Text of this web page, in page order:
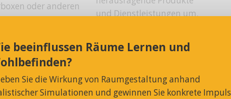
und Dienstleistungen um.
Sie bald dazu?
oder anderen
Standard-
z.B. Flachpaletten,
beeinflussen Räume Lernen und
Sie die Wirkung von Raumgestaltung anhand
Simulationen und gewinnen Sie konkrete